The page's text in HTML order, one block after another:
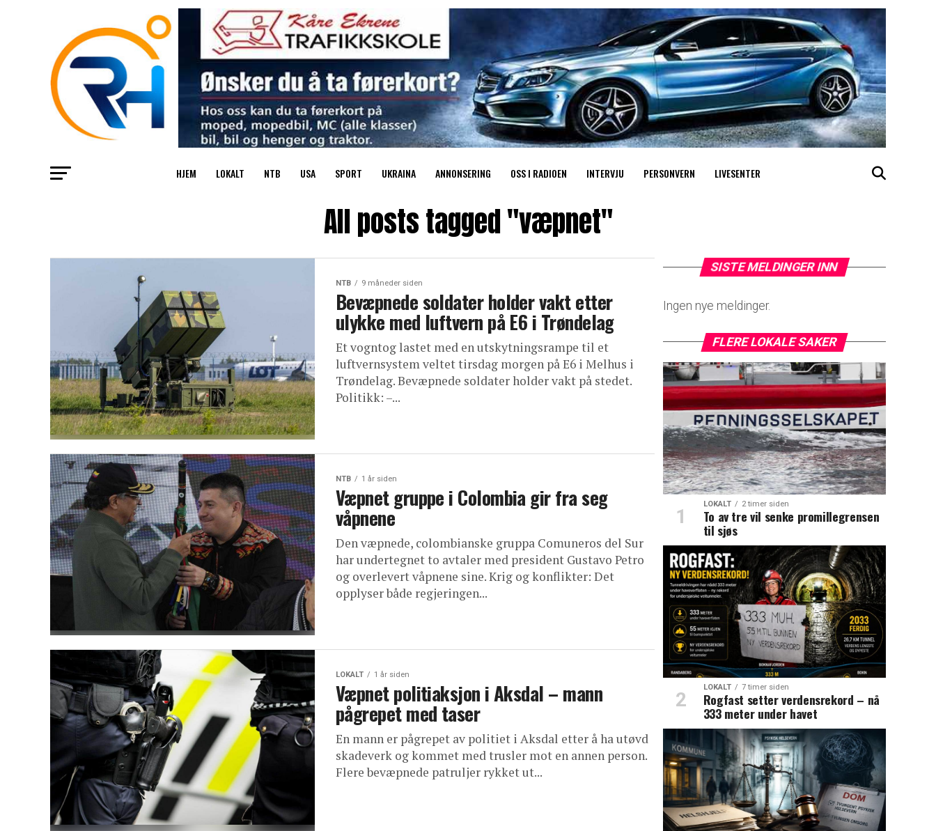
HJEM LOKALT NTB USA SPORT UKRAINA ANNONSERING OSS I RADIOEN INTERVJU PERSONVERN LIVESENTER
All posts tagged "væpnet"
NTB 9 måneder siden
Bevæpnede soldater holder vakt etter
ulykke med luftvern på E6 i Trøndelag
Et vogntog lastet med en utskytningsrampe til et
luftvernsystem veltet tirsdag morgen på E6 i Melhus i
Trøndelag. Bevæpnede soldater holder vakt på stedet.
Politikk: –...
NTB 1 år siden
Væpnet gruppe i Colombia gir fra seg
våpnene
Den væpnede, colombianske gruppa Comuneros del Sur
har undertegnet to avtaler med president Gustavo Petro
og overlevert våpnene sine. Krig og konflikter: Det
opplyser både regjeringen...
LOKALT 1 år siden
Væpnet politiaksjon i Aksdal – mann
pågrepet med taser
En mann er pågrepet av politiet i Aksdal etter å ha utøvd
skadeverk og kommet med trusler mot en annen person.
Flere bevæpnede patruljer rykket ut...
SISTE MELDINGER INN
Ingen nye meldinger.
FLERE LOKALE SAKER
LOKALT 2 timer siden
To av tre vil senke promillegrensen
til sjøs
LOKALT 7 timer siden
Rogfast setter verdensrekord – nå
333 meter under havet